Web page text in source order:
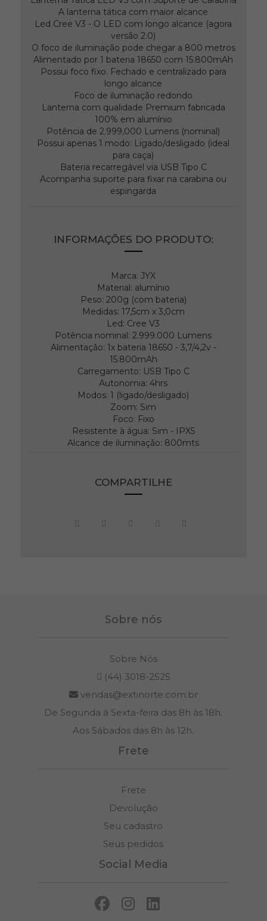
A lanterna tática com maior alcance
Led Cree V3 - O LED com longo alcance (agora
versão 2.0)
O foco de iluminação pode chegar a 800 metros
Alimentado por 1 bateria 18650 com 15.800mAh
Possui foco fixo. Fechado e centralizado para
longo alcance
Foco de iluminação redondo
Lanterna com qualidade Premium fabricada
100% em alumínio
Potência de 2.999,000 Lumens (nominal)
Possui apenas 1 modo: Ligado/desligado (ideal
para caça)
Bateria recarregável via USB Tipo C
Acompanha suporte para fixar na carabina ou
espingarda
INFORMAÇÕES DO PRODUTO:
Marca: JYX
Material: alumínio
Peso: 200g (com bateria)
Medidas: 17,5cm x 3,0cm
Led: Cree V3
Potência nominal: 2.999.000 Lumens
Alimentação: 1x bateria 18650 - 3,7/4,2v -
15.800mAh
Carregamento: USB Tipo C
Autonomia: 4hrs
Modos: 1 (ligado/desligado)
Zoom: Sim
Foco: Fixo
Resistente à água: Sim - IPX5
Alcance de iluminação: 800mts
COMPARTILHE
Sobre nós
Sobre Nós
(44) 3018-2525
vendas@extinorte.com.br
De Segunda à Sexta-feira das 8h às 18h.
Aos Sábados das 8h às 12h.
Frete
Frete
Devolução
Seu cadastro
Seus pedidos
Social Media